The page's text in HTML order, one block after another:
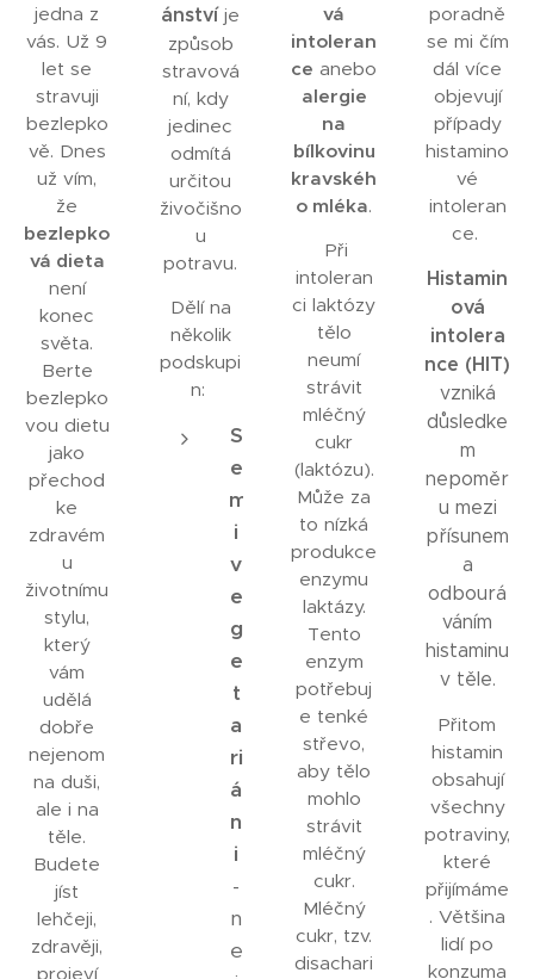
jedna z
vás. Už 9
let se
stravuji
bezlepko
vě. Dnes
už vím,
že
bezlepko
vá dieta
není
konec
světa.
Berte
bezlepko
vou dietu
jako
přechod
ke
zdravém
u
životnímu
stylu,
který
vám
udělá
dobře
nejenom
na duši,
ale i na
těle.
Budete
jíst
lehčeji,
zdravěji,
projeví
ánství je
způsob
stravová
ní, kdy
jedinec
odmítá
určitou
živočišno
u
potravu.
Dělí na
několik
podskupi
n:
S
e
m
i
v
e
g
e
t
a
ri
á
n
i
-
n
e
vá
intoleran
ce anebo
alergie
na
bílkovinu
kravskéh
o mléka.
Při
intoleran
ci laktózy
tělo
neumí
strávit
mléčný
cukr
(laktózu).
Může za
to nízká
produkce
enzymu
laktázy.
Tento
enzym
potřebuj
e tenké
střevo,
aby tělo
mohlo
strávit
mléčný
cukr.
Mléčný
cukr, tzv.
disachari
poradně
se mi čím
dál více
objevují
případy
histamino
vé
intoleran
ce.
Histamin
ová
intolera
nce (HIT)
vzniká
důsledke
m
nepoměr
u mezi
přísunem
a
odbourá
váním
histaminu
v těle.
Přitom
histamin
obsahují
všechny
potraviny,
které
přijímáme
. Většina
lidí po
konzuma